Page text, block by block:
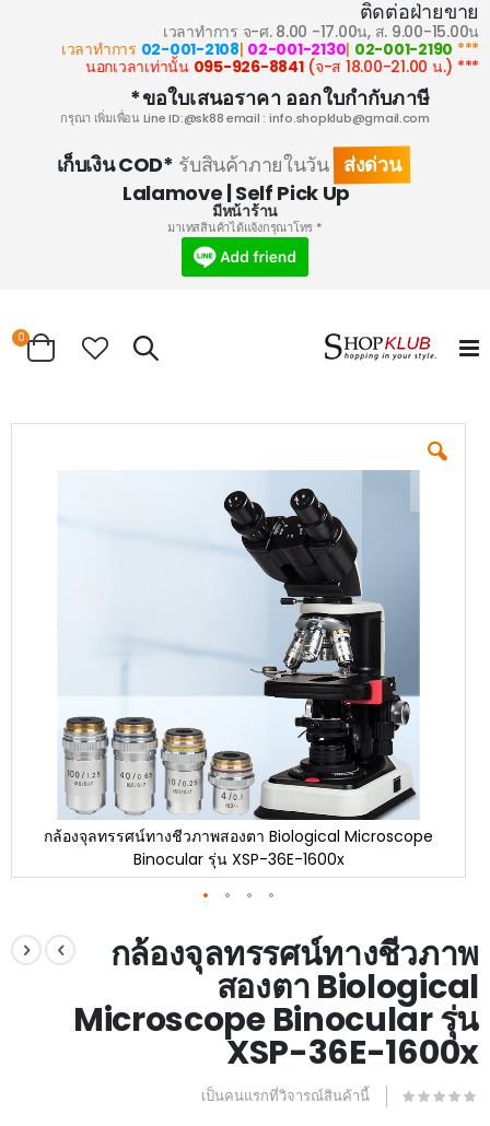
ติดต่อฝ่ายขาย
เวลาทำการ จ-ศ. 8.00 -17.00น, ส. 9.00-15.00น
*** เวลาทำการ
02-001-2108| 02-001-2130| 02-001-2190
*** นอกเวลาเท่านั้น
095-926-8841(จ-ส 18.00-21.00 น.)
ขอใบเสนอราคา ออกใบกำกับภาษี*
กรุณา เพิ่มเพื่อน Line ID:@sk88 email : info.shopklub@gmail.com
ส่งด่วน
เก็บเงิน COD* รับสินค้าภายในวัน
Lalamove | Self Pick Up
มีหน้าร้าน
* มาเทสสินค้าได้แจ้งกรุณาโทร
Search
Cart
0
Skip
กล้องจุลทรรศน์ทางชีวภาพสองตา Biological Microscope
Binocular รุ่น XSP-36E-1600x
to
the
beginning
of
the
images
gallery
กล้องจุลทรรศน์ทางชีวภาพ
สองตา Biological
Microscope Binocular รุ่น
XSP-36E-1600x
เป็นคนแรกที่วิจารณ์สินค้านี้